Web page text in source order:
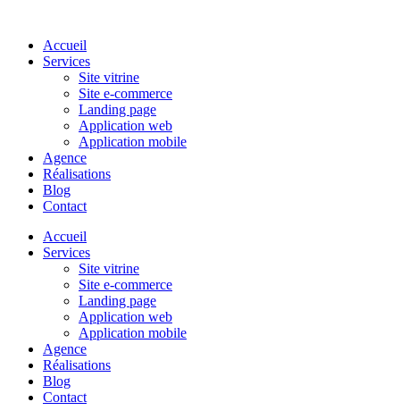
Accueil
Services
Site vitrine
Site e-commerce
Landing page
Application web
Application mobile
Agence
Réalisations
Blog
Contact
Accueil
Services
Site vitrine
Site e-commerce
Landing page
Application web
Application mobile
Agence
Réalisations
Blog
Contact